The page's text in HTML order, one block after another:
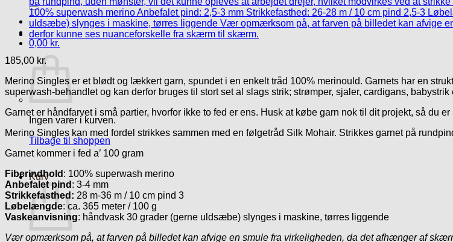
efter:
0,00 kr.
Ingen varer i kurven.
Tilbage til shoppen
Kurv
185,00 kr.
Merino Singles er et blødt og lækkert garn, spundet i en enkelt tråd 100% merinould. Garnets har en
superwash-behandlet og kan derfor bruges til stort set al slags strik; strømper, sjaler, cardigans, babystrik
Garnet er håndfarvet i små partier, hvorfor ikke to fed er ens. Husk at købe garn nok til dit projekt, så du
Merino Singles kan med fordel strikkes sammen med en følgetråd Silk Mohair. Strikkes garnet på
Garnet kommer i fed a’ 100 gram
Fiberindhold : 100% superwash merino
Anbefalet pind : 3-4 mm
Strikkefasthed: 28 m-36 m / 10 cm pind 3
Løbelængde: ca. 365 meter / 100 g
Vaskeanvisning: håndvask 30 grader (gerne uldsæbe) slynges i maskine, tørres liggende
Vær opmærksom på, at farven på billedet kan afvige en smule fra virkeligheden, da det afhænger af